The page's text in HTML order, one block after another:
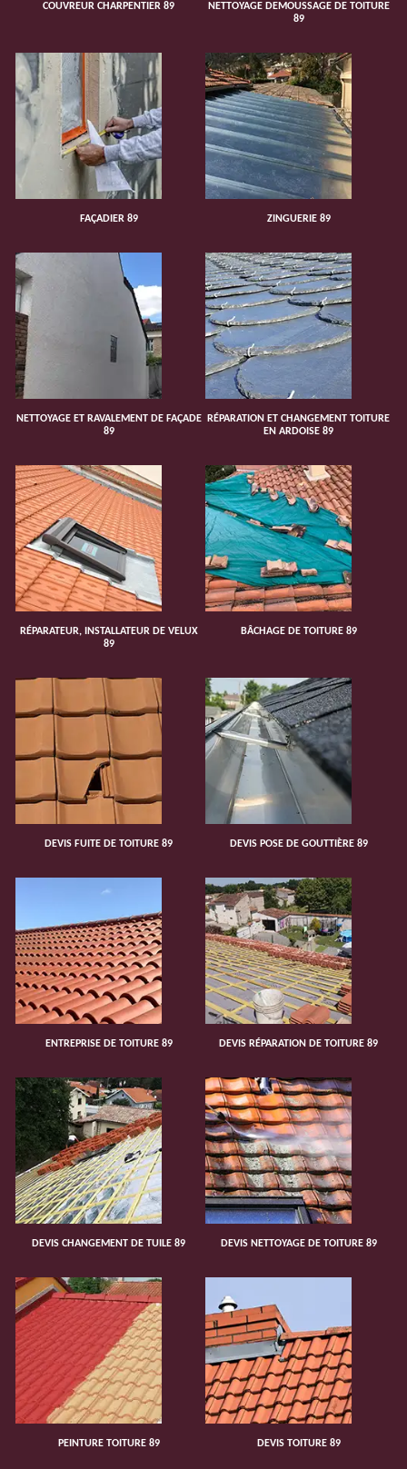
COUVREUR CHARPENTIER 89
NETTOYAGE DEMOUSSAGE DE TOITURE
89
FAÇADIER 89 ZINGUERIE 89
NETTOYAGE ET RAVALEMENT DE FAÇADE
89
RÉPARATION ET CHANGEMENT TOITURE
EN ARDOISE 89
RÉPARATEUR, INSTALLATEUR DE VELUX
89
BÂCHAGE DE TOITURE 89
DEVIS FUITE DE TOITURE 89 DEVIS POSE DE GOUTTIÈRE 89
ENTREPRISE DE TOITURE 89 DEVIS RÉPARATION DE TOITURE 89
DEVIS CHANGEMENT DE TUILE 89 DEVIS NETTOYAGE DE TOITURE 89
PEINTURE TOITURE 89 DEVIS TOITURE 89